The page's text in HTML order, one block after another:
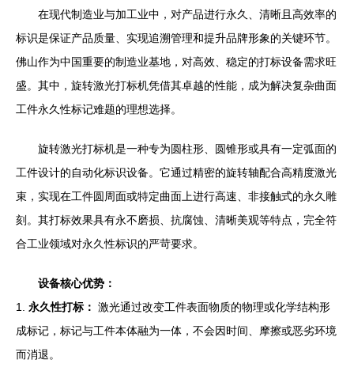
在现代制造业与加工业中，对产品进行永久、清晰且高效率的
标识是保证产品质量、实现追溯管理和提升品牌形象的关键环节。
佛山作为中国重要的制造业基地，对高效、稳定的打标设备需求旺
盛。其中，旋转激光打标机凭借其卓越的性能，成为解决复杂曲面
工件永久性标记难题的理想选择。
旋转激光打标机是一种专为圆柱形、圆锥形或具有一定弧面的
工件设计的自动化标识设备。它通过精密的旋转轴配合高精度激光
束，实现在工件圆周面或特定曲面上进行高速、非接触式的永久雕
刻。其打标效果具有永不磨损、抗腐蚀、清晰美观等特点，完全符
合工业领域对永久性标识的严苛要求。
设备核心优势：
1. 永久性打标： 激光通过改变工件表面物质的物理或化学结构形
成标记，标记与工件本体融为一体，不会因时间、摩擦或恶劣环境
而消退。